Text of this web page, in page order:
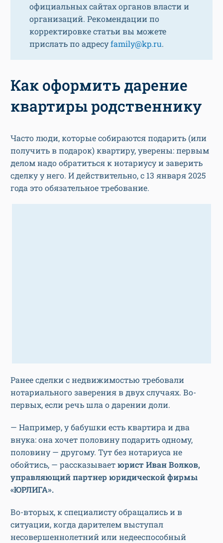
официальных сайтах органов власти и
организаций. Рекомендации по
корректировке статьи вы можете
прислать по адресуfamily@kp.ru.
Как оформить дарение
квартиры родственнику
Часто люди, которые собираются подарить (или
получить в подарок) квартиру, уверены: первым
делом надо обратиться к нотариусу и заверить
сделку у него. И действительно, с 13 января 2025
года это обязательное требование.
Ранее сделки с недвижимостью требовали
нотариального заверения в двух случаях. Во-
первых, если речь шла о дарении доли.
— Например, у бабушки есть квартира и два
внука: она хочет половину подарить одному,
половину — другому. Тут без нотариуса не
обойтись, — рассказываетюрист Иван Волков,
управляющий партнер юридической фирмы
«ЮРЛИГА».
Во-вторых, к специалисту обращались и в
ситуации, когда дарителем выступал
несовершеннолетний или недееспособный